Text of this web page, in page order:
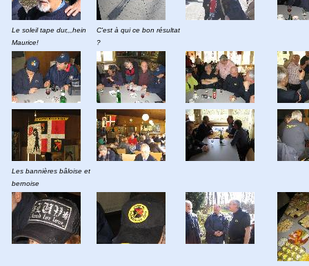
Le soleil tape dur,,,hein
Maurice!
C'est à qui ce bon résultat
?
Les bannières bâloise et
bernoise